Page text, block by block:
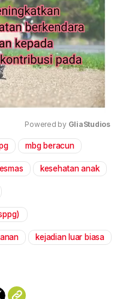
Mute
Powered by GliaStudios
mbg beracun
kesehatan anak
kejadian luar biasa